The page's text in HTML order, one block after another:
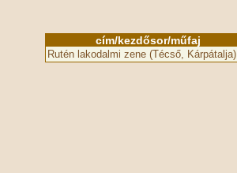
cím/kezdősor/műfaj
Rutén lakodalmi zene (Técső, Kárpátalja)